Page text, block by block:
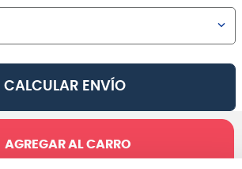
CALCULAR ENVÍO
AGREGAR AL CARRO
y asesoría